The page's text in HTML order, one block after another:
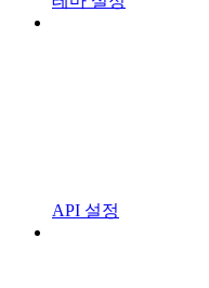
API 설정